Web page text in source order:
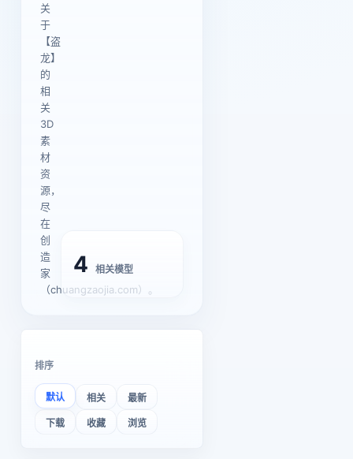
关
于
【盗
龙】
的
相
关
3D
素
材
资
源，
尽
在
创
造
家
（chuangzaojia.com）。
4 相关模型
排序
默认 相关 最新
下载 收藏 浏览